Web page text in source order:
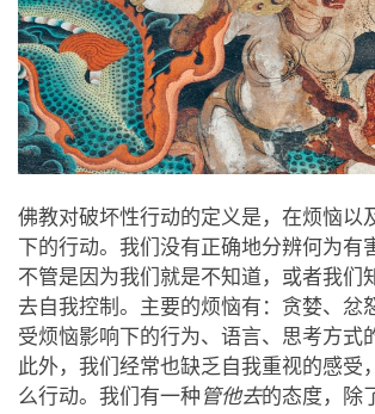
佛教对破坏性行动的定义是，在烦恼以
下的行动。我们没有正确地分辨何为有
不管是因为我们就是不知道，或者我们
去自我控制。主要的烦恼有：贪婪、忿
受烦恼影响下的行为、语言、思考方式
此外，我们经常也缺乏自我重视的感受
么行动。我们有一种 管他去的态度，除